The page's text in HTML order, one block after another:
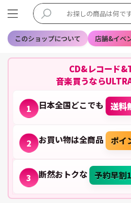
このショップについて 店舗&イベ
CD&レコード
音楽買うなら
1 日本全国どこでも 送料
2 お買い物は全商品 ポイ
3 断然おトクな 予約早割